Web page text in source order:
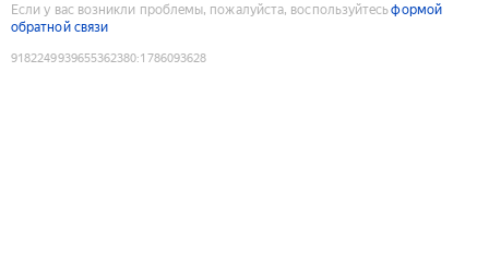
Если у вас возникли проблемы, пожалуйста, воспользуйтесьформой
обратной связи
9182249939655362380:1786093628